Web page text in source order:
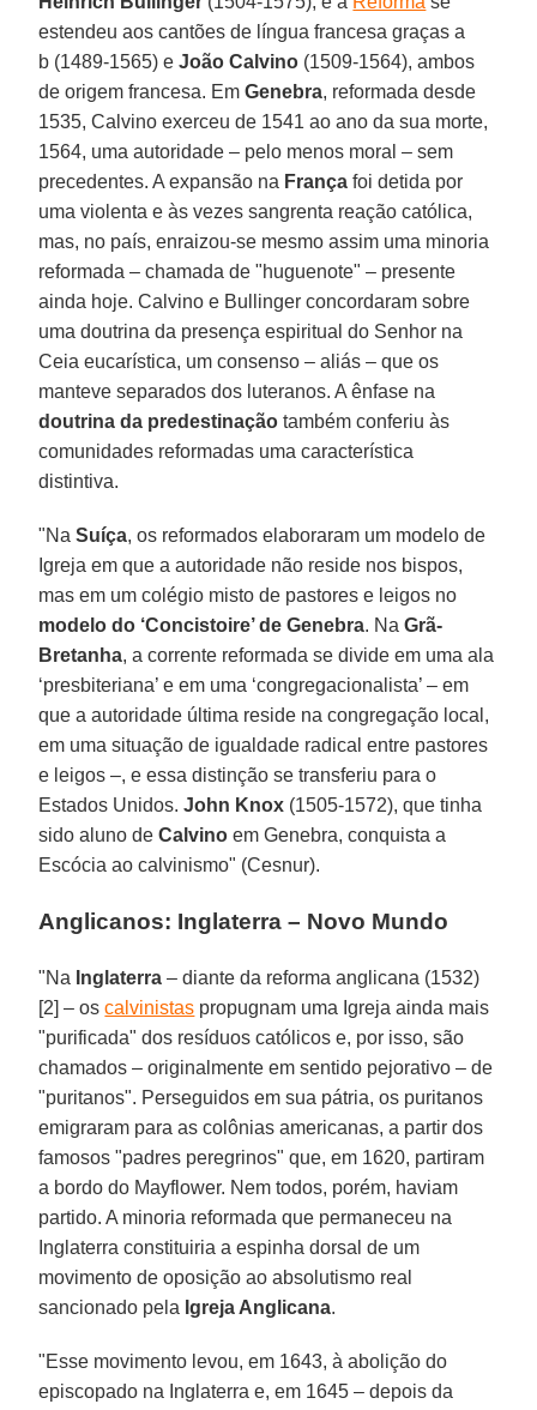
estendeu aos cantões de língua francesa graças a
b (1489-1565) eJoão Calvino (1509-1564), ambos
de origem francesa. EmGenebra, reformada desde
1535, Calvino exerceu de 1541 ao ano da sua morte,
1564, uma autoridade – pelo menos moral – sem
precedentes. A expansão na França foi detida por
uma violenta e às vezes sangrenta reação católica,
mas, no país, enraizou-se mesmo assim uma minoria
reformada – chamada de "huguenote" – presente
ainda hoje. Calvino e Bullinger concordaram sobre
uma doutrina da presença espiritual do Senhor na
Ceia eucarística, um consenso – aliás – que os
manteve separados dos luteranos. A ênfase na
doutrina da predestinação também conferiu às
comunidades reformadas uma característica
distintiva.
"NaSuíça, os reformados elaboraram um modelo de
Igreja em que a autoridade não reside nos bispos,
mas em um colégio misto de pastores e leigos no
modelo do ‘Concistoire’ de Genebra. NaGrã-
Bretanha, a corrente reformada se divide em uma ala
‘presbiteriana’ e em uma ‘congregacionalista’ – em
que a autoridade última reside na congregação local,
em uma situação de igualdade radical entre pastores
e leigos –, e essa distinção se transferiu para o
Estados Unidos.John Knox (1505-1572), que tinha
sido aluno deCalvino em Genebra, conquista a
Escócia ao calvinismo" (Cesnur).
Anglicanos: Inglaterra – Novo Mundo
"Na Inglaterra – diante da reforma anglicana (1532)
[2] – oscalvinistas propugnam uma Igreja ainda mais
"purificada" dos resíduos católicos e, por isso, são
chamados – originalmente em sentido pejorativo – de
"puritanos". Perseguidos em sua pátria, os puritanos
emigraram para as colônias americanas, a partir dos
famosos "padres peregrinos" que, em 1620, partiram
a bordo do Mayflower. Nem todos, porém, haviam
partido. A minoria reformada que permaneceu na
Inglaterra constituiria a espinha dorsal de um
movimento de oposição ao absolutismo real
sancionado pela Igreja Anglicana.
"Esse movimento levou, em 1643, à abolição do
episcopado na Inglaterra e, em 1645 – depois da